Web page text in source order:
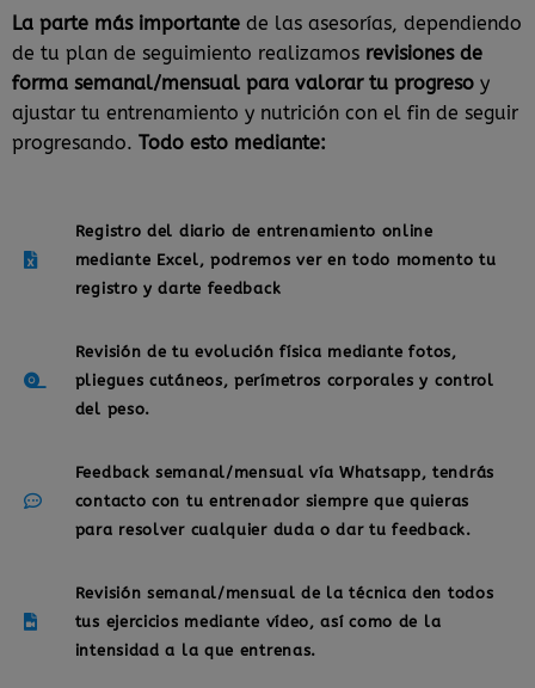
La parte más importante de las asesorías, dependiendo
de tu plan de seguimiento realizamos revisiones de
forma semanal/mensual para valorar tu progreso y
ajustar tu entrenamiento y nutrición con el fin de seguir
progresando. Todo esto mediante:
Registro del diario de entrenamiento online
mediante Excel, podremos ver en todo momento tu
registro y darte feedback
Revisión de tu evolución física mediante fotos,
pliegues cutáneos, perímetros corporales y control
del peso.
Feedback semanal/mensual vía Whatsapp, tendrás
contacto con tu entrenador siempre que quieras
para resolver cualquier duda o dar tu feedback.
Revisión semanal/mensual de la técnica den todos
tus ejercicios mediante vídeo, así como de la
intensidad a la que entrenas.